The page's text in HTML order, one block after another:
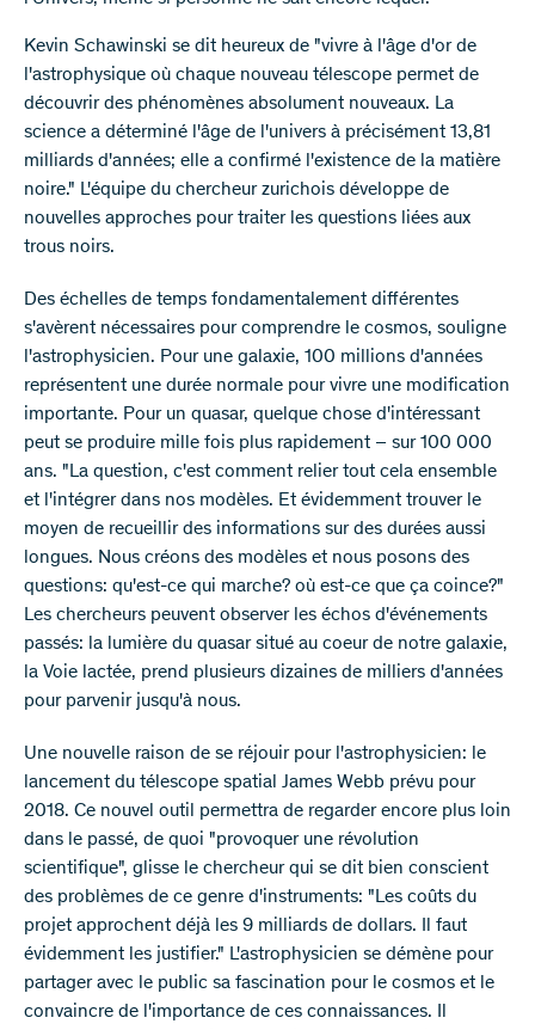
Kevin Schawinski se dit heureux de "vivre à l'âge d'or de
l'astrophysique où chaque nouveau télescope permet de
découvrir des phénomènes absolument nouveaux. La
science a déterminé l'âge de l'univers à précisément 13,81
milliards d'années; elle a confirmé l'existence de la matière
noire." L'équipe du chercheur zurichois développe de
nouvelles approches pour traiter les questions liées aux
trous noirs.
Des échelles de temps fondamentalement différentes
s'avèrent nécessaires pour comprendre le cosmos, souligne
l'astrophysicien. Pour une galaxie, 100 millions d'années
représentent une durée normale pour vivre une modification
importante. Pour un quasar, quelque chose d'intéressant
peut se produire mille fois plus rapidement – sur 100 000
ans. "La question, c'est comment relier tout cela ensemble
et l'intégrer dans nos modèles. Et évidemment trouver le
moyen de recueillir des informations sur des durées aussi
longues. Nous créons des modèles et nous posons des
questions: qu'est-ce qui marche? où est-ce que ça coince?"
Les chercheurs peuvent observer les échos d'événements
passés: la lumière du quasar situé au coeur de notre galaxie,
la Voie lactée, prend plusieurs dizaines de milliers d'années
pour parvenir jusqu'à nous.
Une nouvelle raison de se réjouir pour l'astrophysicien: le
lancement du télescope spatial James Webb prévu pour
2018. Ce nouvel outil permettra de regarder encore plus loin
dans le passé, de quoi "provoquer une révolution
scientifique", glisse le chercheur qui se dit bien conscient
des problèmes de ce genre d'instruments: "Les coûts du
projet approchent déjà les 9 milliards de dollars. Il faut
évidemment les justifier." L'astrophysicien se démène pour
partager avec le public sa fascination pour le cosmos et le
convaincre de l'importance de ces connaissances. Il